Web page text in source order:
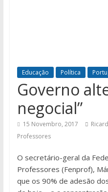
Educação Política
Governo
negocial”
15 Novembro, 2017
Professores
O secretário-geral da
Professores (Fenprof),
que os 90% de adesão